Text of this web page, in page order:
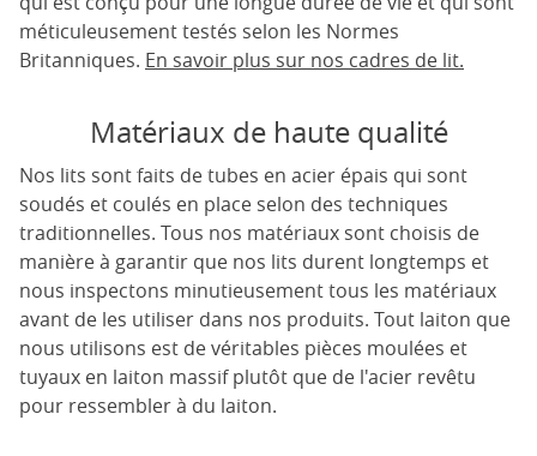
méticuleusement testés selon les Normes
Britanniques. En savoir plus sur nos cadres de lit.
Matériaux de haute qualité
Nos lits sont faits de tubes en acier épais qui sont
soudés et coulés en place selon des techniques
traditionnelles. Tous nos matériaux sont choisis de
manière à garantir que nos lits durent longtemps et
nous inspectons minutieusement tous les matériaux
avant de les utiliser dans nos produits. Tout laiton que
nous utilisons est de véritables pièces moulées et
tuyaux en laiton massif plutôt que de l'acier revêtu
pour ressembler à du laiton.